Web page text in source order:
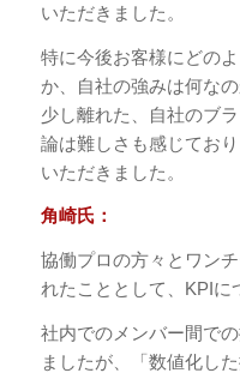
いただきました。
特に今後お客様にどの
か、自社の強みは何な
少し離れた、自社のブ
論は難しさも感じてお
いただきました。
角崎氏：
協働プロの方々とワン
れたこととして、KPIに
社内でのメンバー間で
ましたが、「数値化し